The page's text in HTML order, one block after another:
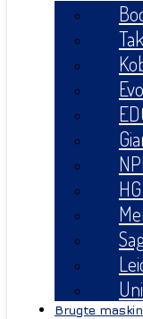
Brugte